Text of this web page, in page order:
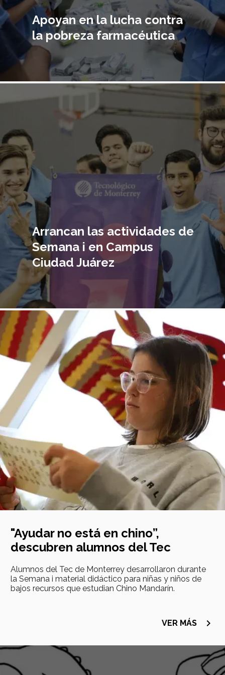
Apoyan en la lucha contra
la pobreza farmacéutica
principal
Arrancan las actividades de
Semana i en Campus
Ciudad Juárez
"Ayudar no está en chino”,
descubren alumnos del Tec
Alumnos del Tec de Monterrey desarrollaron durante
la Semana i material didáctico para niñas y niños de
bajos recursos que estudian Chino Mandarín.
VER MÁS navigate_next
Imagen
principal